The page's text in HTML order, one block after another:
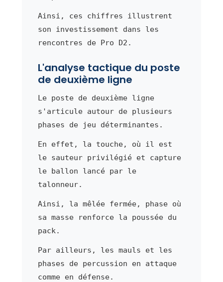
Ainsi, ces chiffres illustrent
son investissement dans les
rencontres de Pro D2.
L'analyse tactique du poste
de deuxième ligne
Le poste de deuxième ligne
s'articule autour de plusieurs
phases de jeu déterminantes.
En effet, la touche, où il est
le sauteur privilégié et capture
le ballon lancé par le
talonneur.
Ainsi, la mêlée fermée, phase où
sa masse renforce la poussée du
pack.
Par ailleurs, les mauls et les
phases de percussion en attaque
comme en défense.